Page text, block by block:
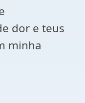
dor e teus
minha